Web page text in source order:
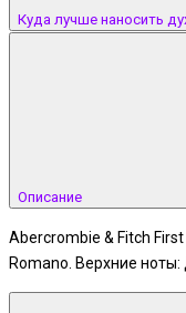
Куда лучше наносить
Описание
Abercrombie & Fitch
Romano. Верхние